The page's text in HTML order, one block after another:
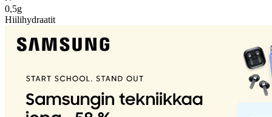
0,5g
Hiilihydraatit